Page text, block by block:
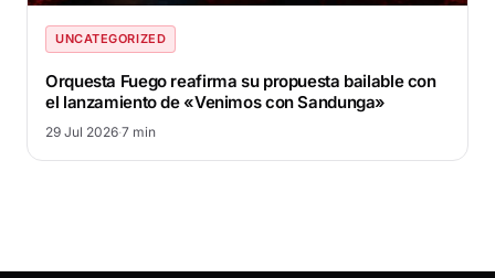
UNCATEGORIZED
Orquesta Fuego reafirma su propuesta bailable con
el lanzamiento de «Venimos con Sandunga»
29 Jul 2026·7 min